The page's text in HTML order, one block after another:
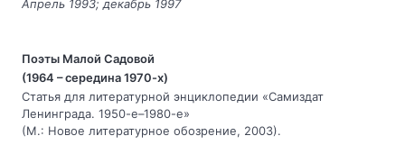
Апрель 1993; декабрь 1997
Поэты Малой Садовой
(1964 – середина 1970-х)
Статья для литературной энциклопедии «Самиздат
Ленинграда. 1950-е–1980-е»
(М.: Новое литературное обозрение, 2003).